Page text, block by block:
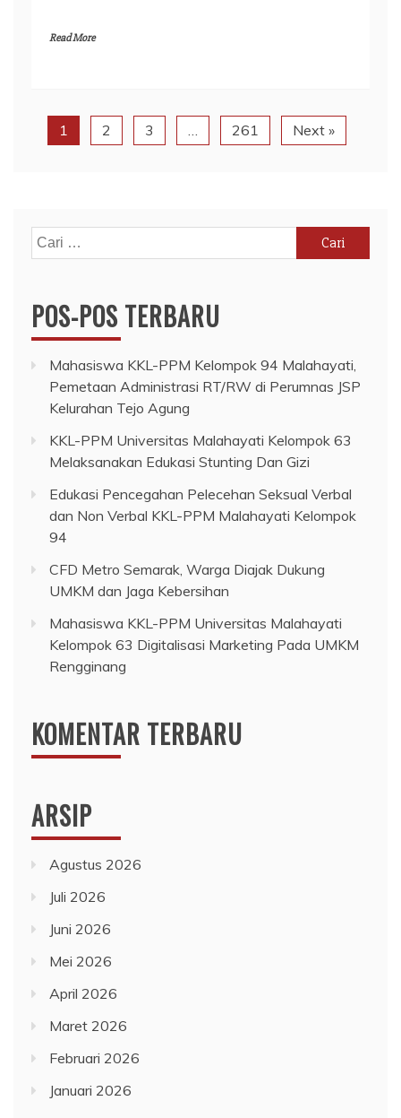
Read More
1 2 3 … 261 Next »
Cari
untuk:
POS-POS TERBARU
Mahasiswa KKL-PPM Kelompok 94 Malahayati,
Pemetaan Administrasi RT/RW di Perumnas JSP
Kelurahan Tejo Agung
KKL-PPM Universitas Malahayati Kelompok 63
Melaksanakan Edukasi Stunting Dan Gizi
Edukasi Pencegahan Pelecehan Seksual Verbal
dan Non Verbal KKL-PPM Malahayati Kelompok
94
CFD Metro Semarak, Warga Diajak Dukung
UMKM dan Jaga Kebersihan
Mahasiswa KKL-PPM Universitas Malahayati
Kelompok 63 Digitalisasi Marketing Pada UMKM
Rengginang
KOMENTAR TERBARU
ARSIP
Agustus 2026
Juli 2026
Juni 2026
Mei 2026
April 2026
Maret 2026
Februari 2026
Januari 2026